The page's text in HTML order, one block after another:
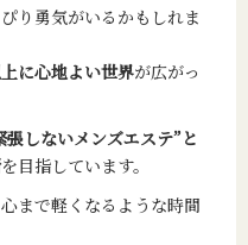
り勇気がいるかもしれま
に心地よい世界が広がっ
張しないメンズエステ”と
を目指しています。
まで軽くなるような時間